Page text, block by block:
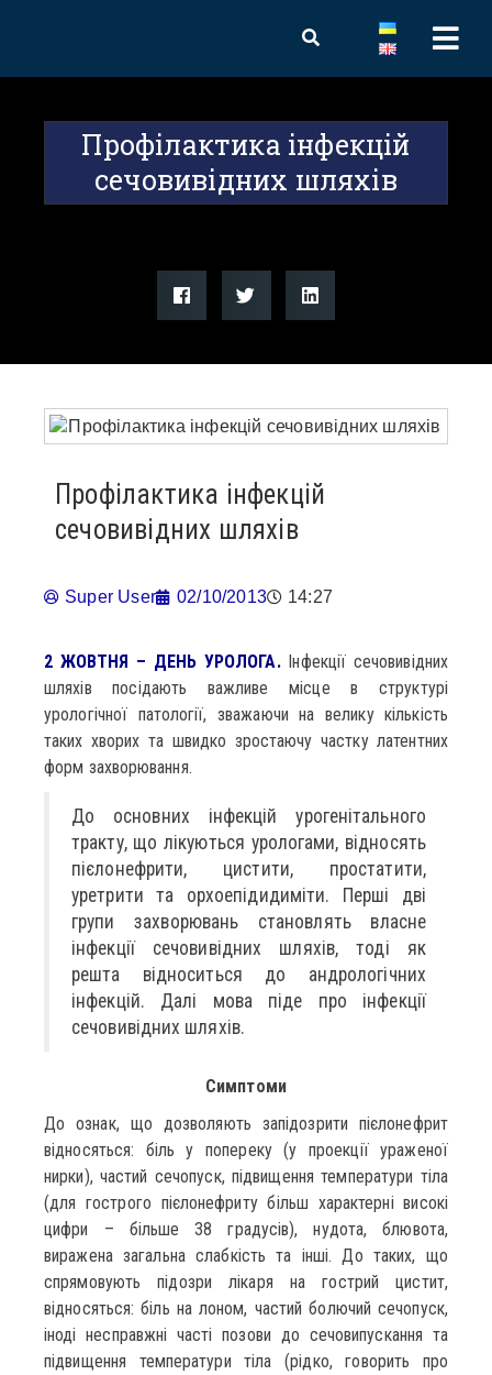
Профілактика інфекцій
сечовивідних шляхів
Профілактика інфекцій
сечовивідних шляхів
Super User 02/10/2013 14:27
2 ЖОВТНЯ – ДЕНЬ УРОЛОГА.Інфекції сечовивідних
шляхів посідають важливе місце в структурі
урологічної патології, зважаючи на велику кількість
таких хворих та швидко зростаючу частку латентних
форм захворювання.
До основних інфекцій урогенітального
тракту, що лікуються урологами, відносять
пієлонефрити, цистити, простатити,
уретрити та орхоепідидиміти. Перші дві
групи захворювань становлять власне
інфекції сечовивідних шляхів, тоді як
решта відноситься до андрологічних
інфекцій. Далі мова піде про інфекції
сечовивідних шляхів.
Симптоми
До ознак, що дозволяють запідозрити пієлонефрит
відносяться: біль у попереку (у проекції ураженої
нирки), частий сечопуск, підвищення температури тіла
(для гострого пієлонефриту більш характерні високі
цифри – більше 38 градусів), нудота, блювота,
виражена загальна слабкість та інші. До таких, що
спрямовують підозри лікаря на гострий цистит,
відносяться: біль на лоном, частий болючий сечопуск,
іноді несправжні часті позови до сечовипускання та
підвищення температури тіла (рідко, говорить про